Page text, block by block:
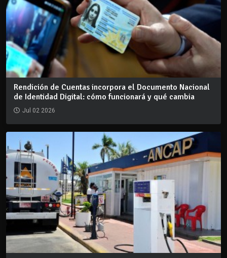
Rendición de Cuentas incorpora el Documento Nacional
de Identidad Digital: cómo funcionará y qué cambia
Jul 02 2026